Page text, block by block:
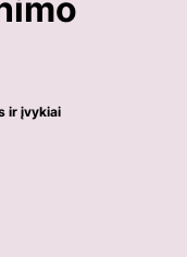
ir įvykiai